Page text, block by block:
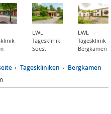
LWL
Tagesklinik
Soest
LWL
Tagesklinik
Bergkamen
Tageskliniken
Bergkamen